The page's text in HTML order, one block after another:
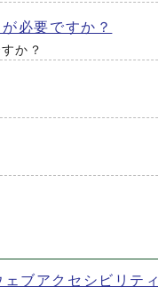
必要ですか？
か？
ェブアクセシビリティ